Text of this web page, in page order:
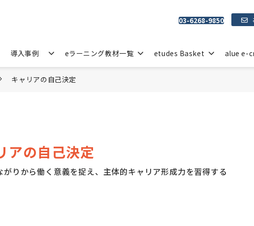
03-6268-9850
導入事例 eラーニング教材一覧 etudes Basket alue e-
キャリアの自己決定
アの自己決定
がりから働く意義を捉え、主体的キャリア形成力を習得する